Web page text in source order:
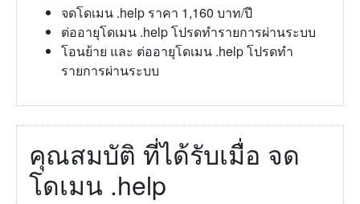
จดโดเมน .help ราคา 1,160 บาท/ปี
ต่ออายุโดเมน .help โปรดทำรายการผ่านระบบ
โอนย้าย และ ต่ออายุโดเมน .help โปรดทำ
รายการผ่านระบบ
คุณสมบัติ ที่ได้รับเมื่อ จด
โดเมน .help